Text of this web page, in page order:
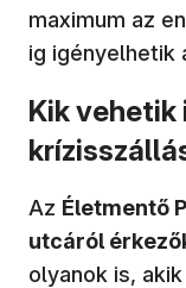
maximum az
ig igényelhetik
Kik vehetik
Az Életmentő
utcáról
olyanok is,